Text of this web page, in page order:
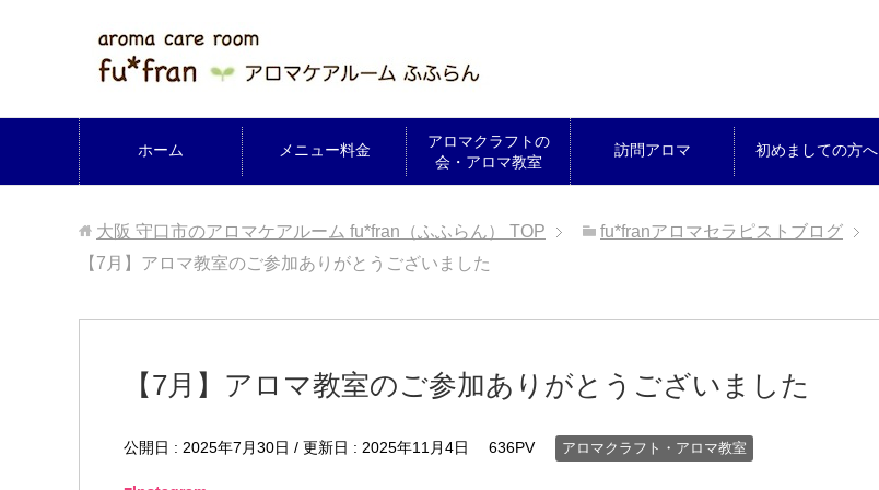
ホーム メニュー料金
アロマクラフトの
会・アロマ教室
訪問アロマ 初めましての方へ
大阪 守口市のアロマケアルーム fu*fran（ふふらん） TOP fu*franアロマセラピストブログ
【7月】アロマ教室のご参加ありがとうございました
【7月】アロマ教室のご参加ありがとうございました
公開日 : 2025年7月30日 / 更新日 : 2025年11月4日 636PV アロマクラフト・アロマ教室